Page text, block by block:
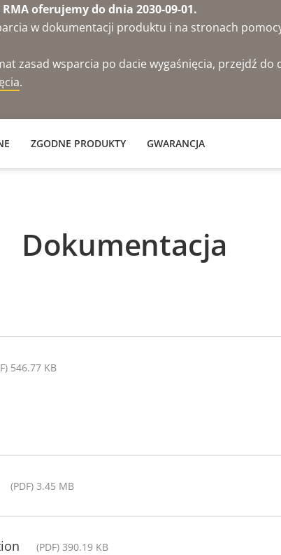
oferujemy do dnia 2030-09-01.
w dokumentacji produktu i na stronach
zasad wsparcia po dacie wygaśnięcia, przejdź do
.
ZGODNE PRODUKTY GWARANCJA
Dokumentacja
546.77 KB
(PDF) 3.45 MB
(PDF) 390.19 KB